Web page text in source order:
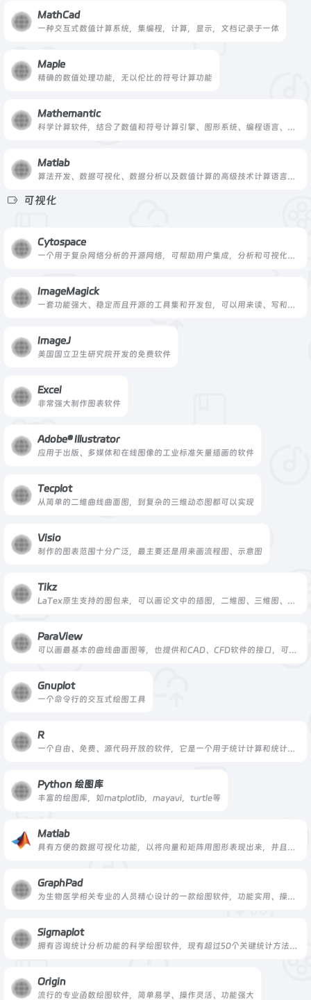
MathCad
一种交互式数值计算系统，集编程，计算，显示，文档记录于一体
Maple
精确的数值处理功能，无以伦比的符号计算功能
Mathemantic
科学计算软件，结合了数值和符号计算引擎、图形系统、编程语言、文本系统等
Matlab
算法开发、数据可视化、数据分析以及数值计算的高级技术计算语言和交互式环境
可视化
Cytospace
一个用于复杂网络分析的开源网络，可帮助用户集成，分析和可视化数据
ImageMagick
一套功能强大、稳定而且开源的工具集和开发包，可以用来读、写和处理超过89种基本格式的图片文件
ImageJ
美国国立卫生研究院开发的免费软件
Excel
非常强大制作图表软件
Adobe® Illustrator
应用于出版、多媒体和在线图像的工业标准矢量插画的软件
Tecplot
从简单的二维曲线曲面图，到复杂的三维动态图都可以实现
Visio
制作的图表范围十分广泛，最主要还是用来画流程图、示意图
Tikz
LaTex原生支持的图包来，可以画论文中的插图，二维图、三维图、流程图、示意图都能实现
ParaView
可以画最基本的曲线曲面图等，也提供和CAD、CFD软件的接口，可以用于其它分析软件的后处理工
Gnuplot
一个命令行的交互式绘图工具
R
一个自由、免费、源代码开放的软件，它是一个用于统计计算和统计制图的优秀工具
Python 绘图库
丰富的绘图库，如matplotlib，mayavi，turtle等
Matlab
具有方便的数据可视化功能，以将向量和矩阵用图形表现出来，并且可以对图形进行标注和打印
GraphPad
为生物医学相关专业的人员精心设计的一款绘图软件，功能实用、操作便捷等
Sigmaplot
拥有咨询统计分析功能的科学绘图软件，现有超过50个关键统计方法，和超过100种图像类别
Origin
流行的专业函数绘图软件，简单易学、操作灵活、功能强大